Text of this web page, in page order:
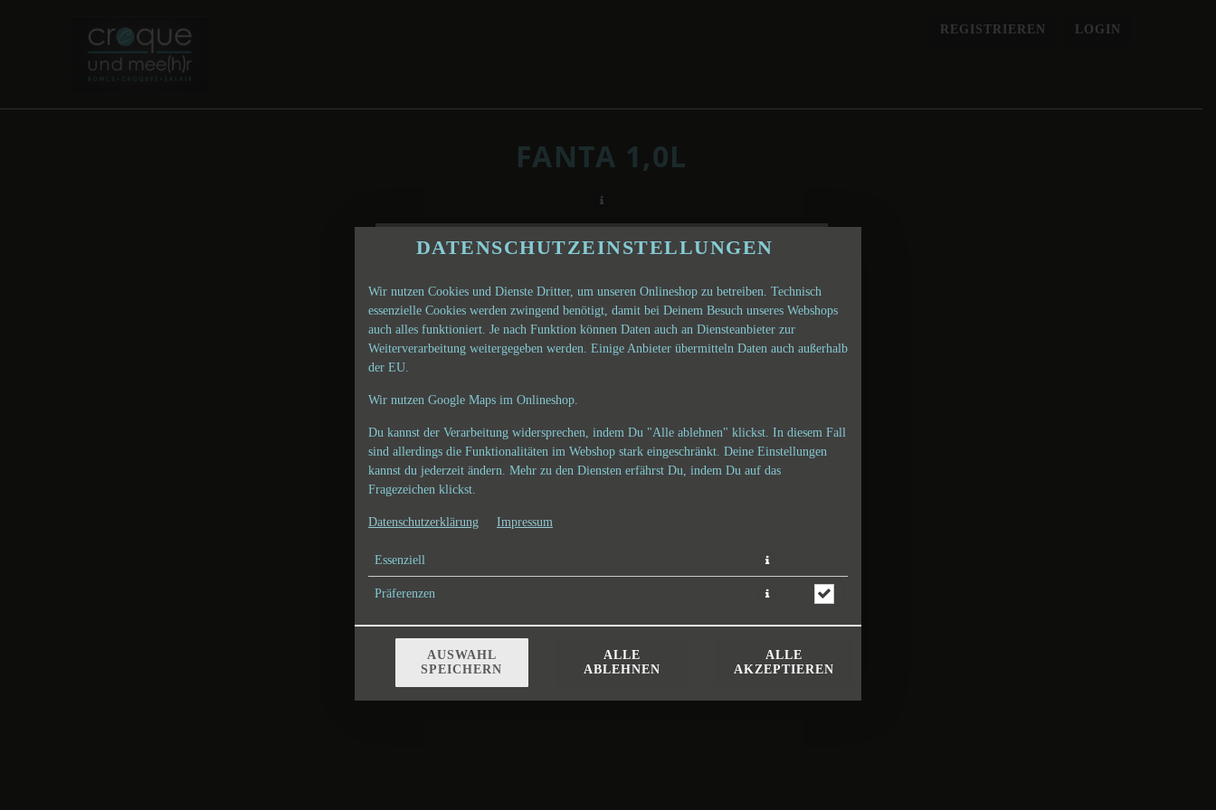
REGISTRIEREN LOGIN
FANTA 1,0L
* Die Preise können nach Auswahl des Stores variieren.
DATENSCHUTZEINSTELLUNGEN
Wir nutzen Cookies und Dienste Dritter, um unseren Onlineshop zu betreiben. Technisch
essenzielle Cookies werden zwingend benötigt, damit bei Deinem Besuch unseres Webshops
auch alles funktioniert. Je nach Funktion können Daten auch an Diensteanbieter zur
Weiterverarbeitung weitergegeben werden. Einige Anbieter übermitteln Daten auch außerhalb
der EU.
Wir nutzen Google Maps im Onlineshop.
Du kannst der Verarbeitung widersprechen, indem Du "Alle ablehnen" klickst. In diesem Fall
sind allerdings die Funktionalitäten im Webshop stark eingeschränkt. Deine Einstellungen
kannst du jederzeit ändern. Mehr zu den Diensten erfährst Du, indem Du auf das
Fragezeichen klickst.
Datenschutzerklärung Impressum
Essenziell
Präferenzen
AUSWAHL
SPEICHERN
ALLE
ABLEHNEN
ALLE
AKZEPTIEREN